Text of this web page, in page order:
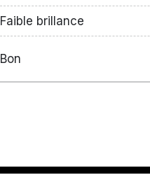
Faible brillance
Bon